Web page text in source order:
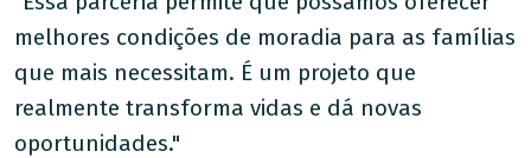
melhores condições de moradia para as famílias
que mais necessitam. É um projeto que
realmente transforma vidas e dá novas
oportunidades."